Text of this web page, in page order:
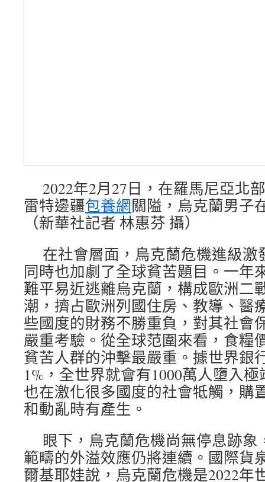
2022年2月27日，在羅馬尼亞北
雷特邊疆包養網關隘，烏克蘭男子
（新華社記者 林惠芬 攝）
在社會層面，烏克蘭危機進級
同時也加劇了全球貧苦題目。一年
難平易近逃離烏克蘭，構成歐洲二
潮，擠占歐洲列國住房、教導、醫
些國度的財務不勝重負，對其社會
嚴重考驗。從全球范圍來看，食糧
貧苦人群的沖擊最嚴重。據世界銀
1%，全世界就會有1000萬人墮入
也在激化很多國度的社會牴觸，購
和動亂時有產生。
眼下，烏克蘭危機尚無停息跡
範疇的外溢效應仍將連續。國際貨
爾基耶娃說，烏克蘭危機是2022年